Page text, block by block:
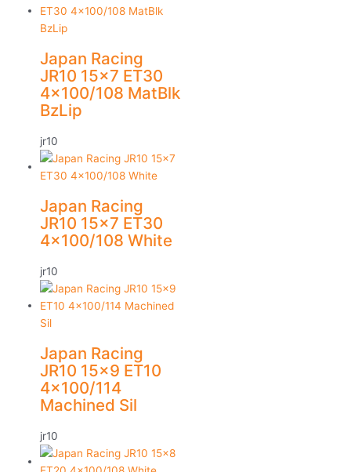
Japan Racing
JR10 15×7 ET30
4×100/108 MatBlk
BzLip
jr10
Japan Racing
JR10 15×7 ET30
4×100/108 White
jr10
Japan Racing
JR10 15×9 ET10
4×100/114
Machined Sil
jr10